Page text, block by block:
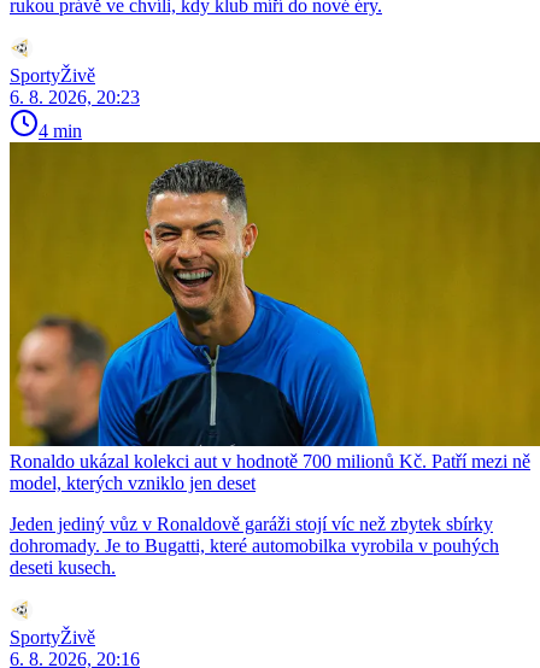
rukou právě ve chvíli, kdy klub míří do nové éry.
SportyŽivě
6. 8. 2026, 20:23
4 min
Ronaldo ukázal kolekci aut v hodnotě 700 milionů Kč. Patří mezi ně
model, kterých vzniklo jen deset
Jeden jediný vůz v Ronaldově garáži stojí víc než zbytek sbírky
dohromady. Je to Bugatti, které automobilka vyrobila v pouhých
deseti kusech.
SportyŽivě
6. 8. 2026, 20:16